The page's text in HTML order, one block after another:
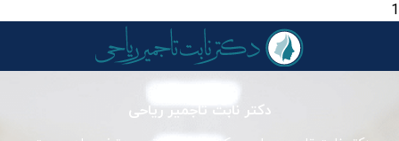
1
دکتر نابت تاجمیر ریاحی